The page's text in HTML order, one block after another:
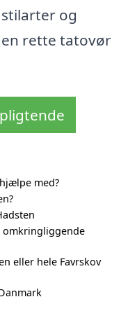
og
rette tatovør
med?
omkringliggende
eller hele Favrskov